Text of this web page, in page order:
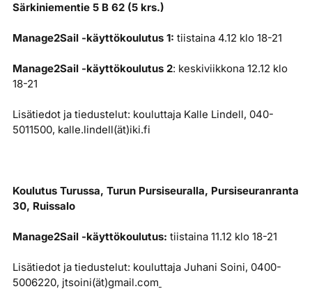
Särkiniementie 5 B 62 (5 krs.)
Manage2Sail -käyttökoulutus 1: tiistaina 4.12 klo 18-21
Manage2Sail -käyttökoulutus 2: keskiviikkona 12.12 klo
18-21
Lisätiedot ja tiedustelut: kouluttaja Kalle Lindell, 040-
5011500, kalle.lindell(ät)iki.fi
Koulutus Turussa, Turun Pursiseuralla, Pursiseuranranta
30, Ruissalo
Manage2Sail -käyttökoulutus: tiistaina 11.12 klo 18-21
Lisätiedot ja tiedustelut: kouluttaja Juhani Soini, 0400-
5006220, jtsoini(ät)gmail.com